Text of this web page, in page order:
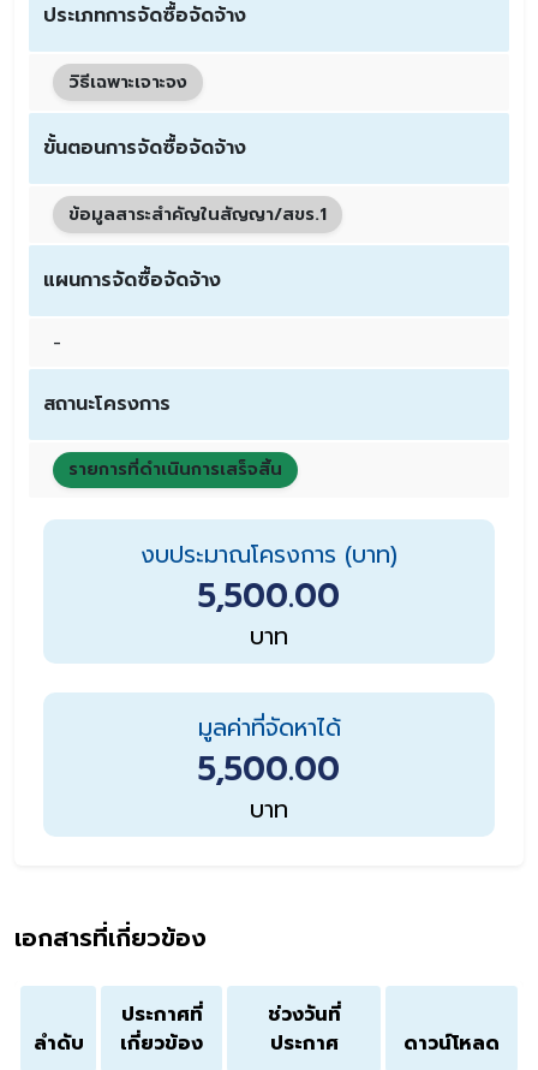
ประเภทการจัดซื้อจัดจ้าง
วิธีเฉพาะเจาะจง
ขั้นตอนการจัดซื้อจัดจ้าง
ข้อมูลสาระสำคัญในสัญญา/สขร.1
แผนการจัดซื้อจัดจ้าง
-
สถานะโครงการ
รายการที่ดำเนินการเสร็จสิ้น
งบประมาณโครงการ (บาท)
5,500.00
บาท
มูลค่าที่จัดหาได้
5,500.00
บาท
เอกสารที่เกี่ยวข้อง
ลำดับ
ประกาศที่
เกี่ยวข้อง
ช่วงวันที่
ประกาศ
ดาวน์โหลด